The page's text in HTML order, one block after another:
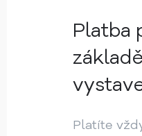
Platba
Platíte